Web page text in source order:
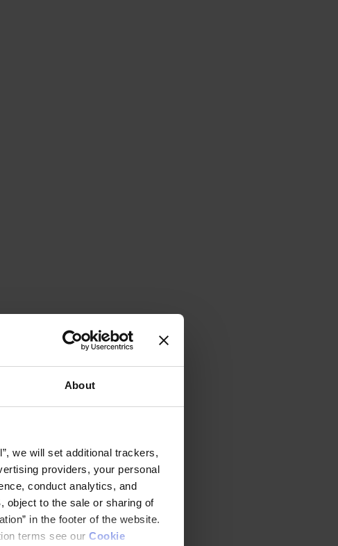
About
we will set additional trackers,
providers, your personal
conduct analytics, and
object to the sale or sharing of
in the footer of the website.
terms see our Cookie